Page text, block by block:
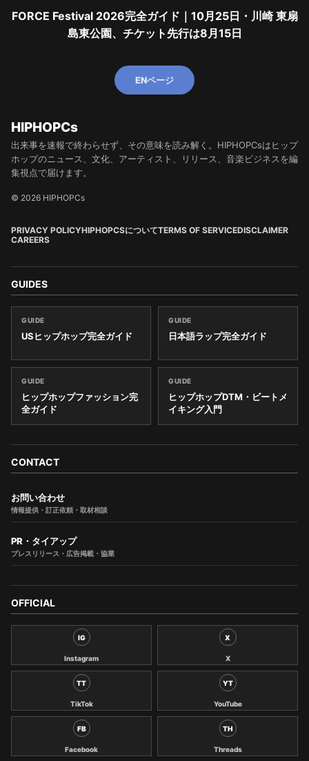
FORCE Festival 2026完全ガイド｜10月25日・川崎 東扇
島東公園、チケット先行は8月15日
ENページ
HIPHOPCs
出来事を速報で終わらせず、その意味を読み解く。HIPHOPCsはヒップ
ホップのニュース、文化、アーティスト、リリース、音楽ビジネスを編
集視点で届けます。
© 2026 HIPHOPCs
PRIVACY POLICYHIPHOPCSについてTERMS OF SERVICEDISCLAIMER
CAREERS
GUIDES
GUIDE
USヒップホップ完全ガイド
GUIDE
日本語ラップ完全ガイド
GUIDE
ヒップホップファッション完
全ガイド
GUIDE
ヒップホップDTM・ビートメ
イキング入門
CONTACT
お問い合わせ
情報提供・訂正依頼・取材相談
PR・タイアップ
プレスリリース・広告掲載・協業
OFFICIAL
IG
Instagram
X
X
TT
TikTok
YT
YouTube
FB
Facebook
TH
Threads